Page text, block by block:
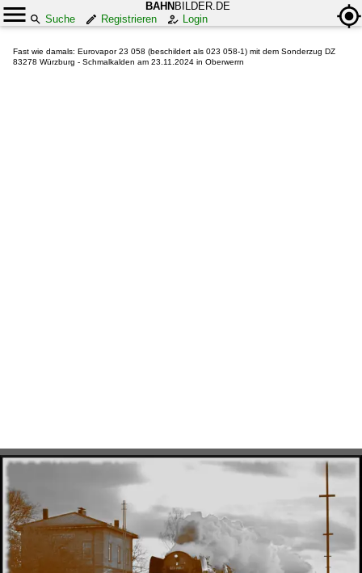
BAHN BILDER.DE
Suche
Registrieren Login
Fast wie damals: Eurovapor 23 058 (beschildert als 023 058-1) mit dem Sonderzug DZ
83278 Würzburg - Schmalkalden am 23.11.2024 in Oberwerrn